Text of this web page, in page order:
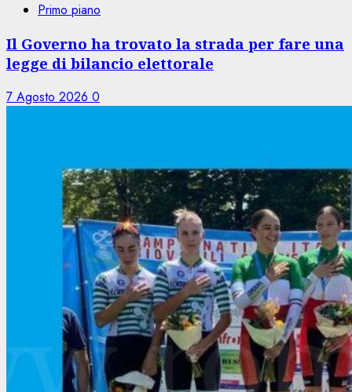
Primo piano
Il Governo ha trovato la strada per fare una
legge di bilancio elettorale
7 Agosto 2026 0